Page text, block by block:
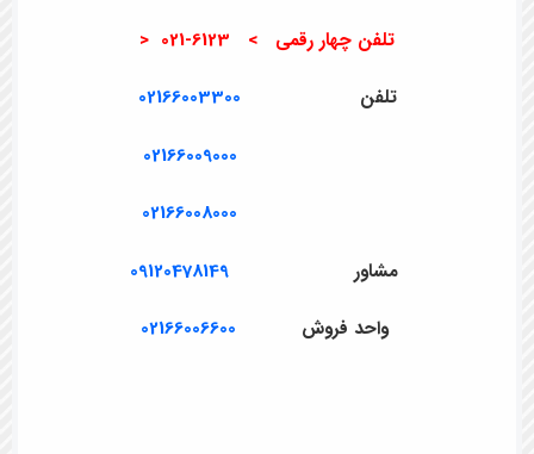
تلفن چهار رقمی > 6123-021 <
تلفن 02166003300
02166009000
02166008000
مشاور 09120478149
واحد فروش 02166006600